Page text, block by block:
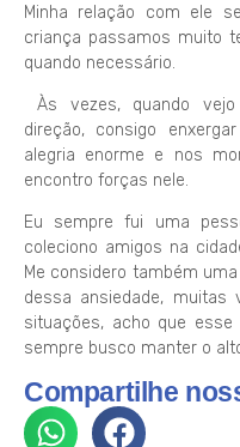
Minha relação com ele
criança passamos muito
quando necessário.
Às vezes, quando
direção, consigo
alegria enorme e nos
encontro forças nele.
Eu sempre fui uma
coleciono amigos na
Me considero também
dessa ansiedade,
situações, acho que
sempre busco manter o
Compartilhe